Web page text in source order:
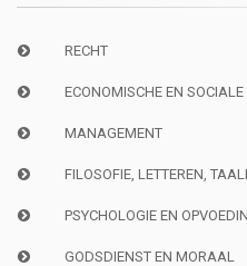
RECHT
ECONOMISCHE EN
MANAGEMENT
FILOSOFIE, LETTEREN,
PSYCHOLOGIE EN
GODSDIENST EN MORAAL